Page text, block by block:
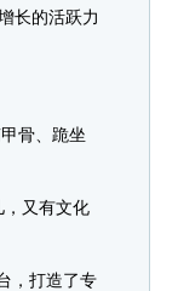
长的活跃力
骨、跪坐
又有文化
，打造了专